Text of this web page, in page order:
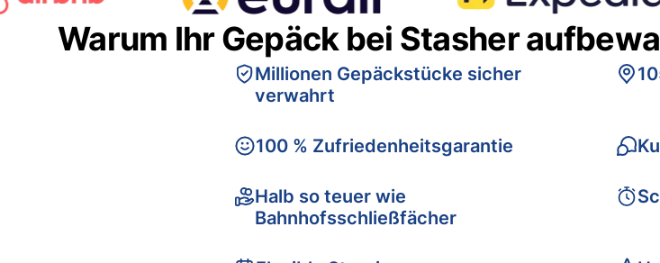
Warum Ihr Gepäck bei Stasher
Millionen Gepäckstücke sicher
verwahrt
100 % Zufriedenheitsgarantie
Halb so teuer wie
Bahnhofsschließfächer